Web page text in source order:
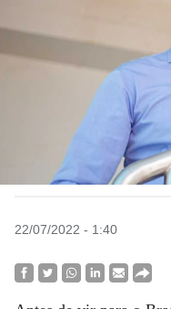
22/07/2022 - 1:40